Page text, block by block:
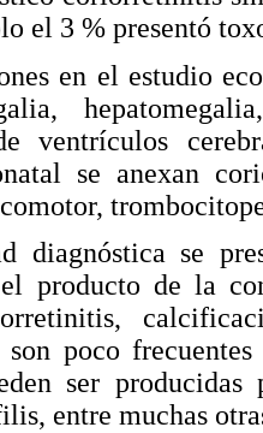
el 3 % presentó
en el estudio
ventrículos
se anexan
diagnóstica se
producto de la
son poco
ser
entre muchas